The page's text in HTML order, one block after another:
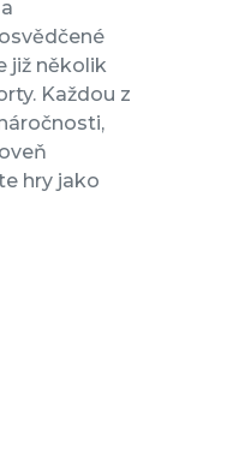
již několik
Každou z
hry jako